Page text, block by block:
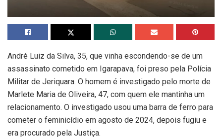
André Luiz da Silva, 35, que vinha escondendo-se de um
assassinato cometido em Igarapava, foi preso pela Polícia
Militar de Jeriquara. O homem é investigado pelo morte de
Marlete Maria de Oliveira, 47, com quem ele mantinha um
relacionamento. O investigado usou uma barra de ferro para
cometer o feminicídio em agosto de 2024, depois fugiu e
era procurado pela Justiça.